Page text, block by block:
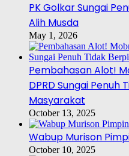
PK Golkar Sungai
Alih Musda
May 1, 2026
Pembahasan Alot!
DPRD Sungai Penuh
Masyarakat
October 13, 2025
Wabup Murison
October 10, 2025